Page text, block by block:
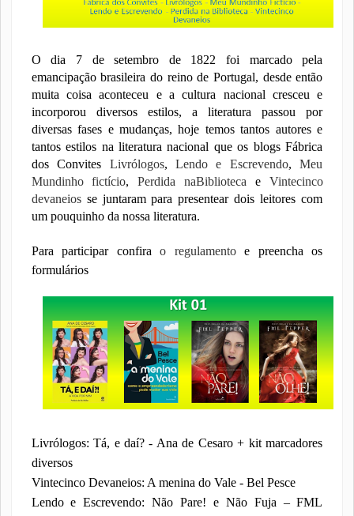
O dia 7 de setembro de 1822 foi marcado pela
emancipação brasileira do reino de Portugal, desde então
muita coisa aconteceu e a cultura nacional cresceu e
incorporou diversos estilos, a literatura passou por
diversas fases e mudanças, hoje temos tantos autores e
tantos estilos na literatura nacional que os blogs Fábrica
dos Convites Livrólogos, Lendo e Escrevendo,Meu
Mundinho fictício,Perdida naBiblioteca e Vintecinco
devaneiosse juntaram para presentear dois leitores com
um pouquinho da nossa literatura.
Para participar confirao regulamentoe preencha os
formulários
Livrólogos: Tá, e daí? - Ana de Cesaro + kit marcadores
diversos
Vintecinco Devaneios: A menina do Vale - Bel Pesce
Lendo e Escrevendo: Não Pare! e Não Fuja – FML